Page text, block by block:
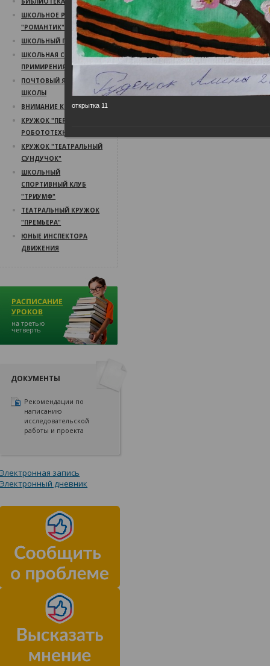
ШКОЛЬНОЕ РАДИО
"РОМАНТИК"
ШКОЛЬНЫЙ ПСИХОЛОГ
ШКОЛЬНАЯ СЛУЖБА
ПРИМИРЕНИЯ
ПОЧТОВЫЙ ЯЩИК
ШКОЛЫ
ВНИМАНИЕ КОНКУРС!
КРУЖОК "ПЕРВЫЙ ШАГ В
РОБОТОТЕХНИКУ"
КРУЖОК "ТЕАТРАЛЬНЫЙ
СУНДУЧОК"
ШКОЛЬНЫЙ
СПОРТИВНЫЙ КЛУБ
"ТРИУМФ"
ТЕАТРАЛЬНЫЙ КРУЖОК
"ПРЕМЬЕРА"
ЮНЫЕ ИНСПЕКТОРА
ДВИЖЕНИЯ
ДОКУМЕНТЫ
Рекомендации по
написанию
исследовательской
работы и проекта
Электронная запись
Электронный дневник
открытка 11